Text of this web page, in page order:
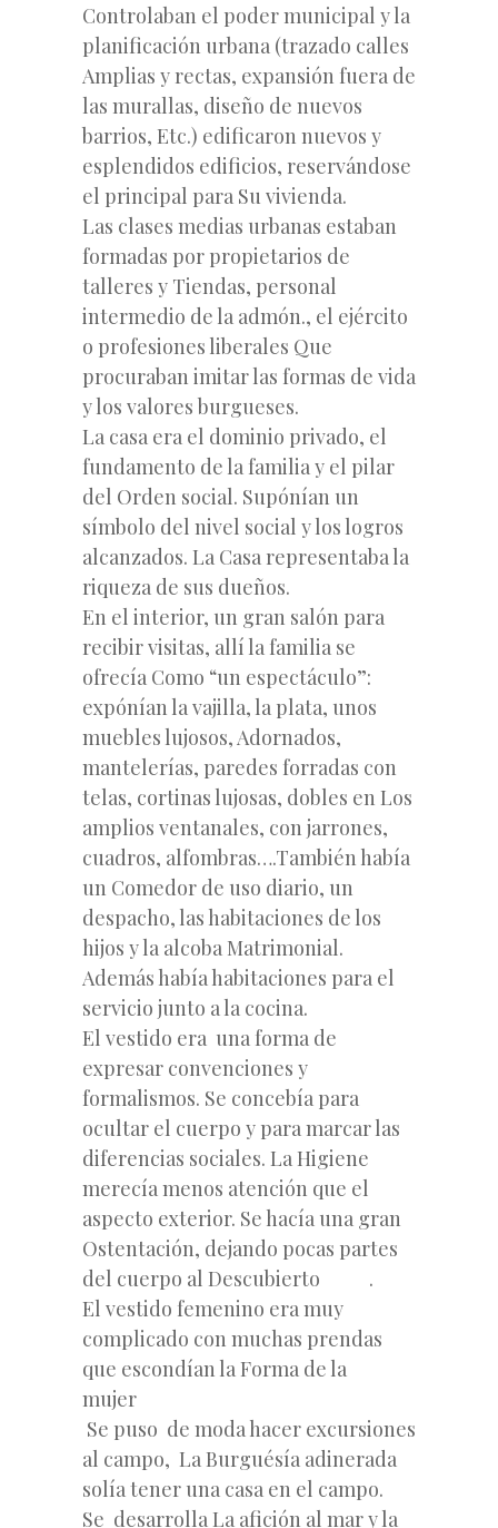
Controlaban el poder municipal y la
planificación urbana (trazado calles
Amplias y rectas, expansión fuera de
las murallas, diseño de nuevos
barrios, Etc.) edificaron nuevos y
esplendidos edificios, reservándose
el principal para Su vivienda.
Las clases medias urbanas estaban
formadas por propietarios de
talleres y Tiendas, personal
intermedio de la admón., el ejército
o profesiones liberales Que
procuraban imitar las formas de vida
y los valores burgueses.
La casa era el dominio privado, el
fundamento de la familia y el pilar
del Orden social. Supónían un
símbolo del nivel social y los logros
alcanzados. La Casa representaba la
riqueza de sus dueños.
En el interior, un gran salón para
recibir visitas, allí la familia se
ofrecía Como “un espectáculo”:
expónían la vajilla, la plata, unos
muebles lujosos, Adornados,
mantelerías, paredes forradas con
telas, cortinas lujosas, dobles en Los
amplios ventanales, con jarrones,
cuadros, alfombras….También había
un Comedor de uso diario, un
despacho, las habitaciones de los
hijos y la alcoba Matrimonial.
Además había habitaciones para el
servicio junto a la cocina.
El vestido era una forma de
expresar convenciones y
formalismos. Se concebía para
ocultar el cuerpo y para marcar las
diferencias sociales. La Higiene
merecía menos atención que el
aspecto exterior. Se hacía una gran
Ostentación, dejando pocas partes
del cuerpo al Descubierto .
El vestido femenino era muy
complicado con muchas prendas
que escondían la Forma de la
mujer
Se puso de moda hacer excursiones
al campo, La Burguésía adinerada
solía tener una casa en el campo.
Se desarrolla La afición al mar y la